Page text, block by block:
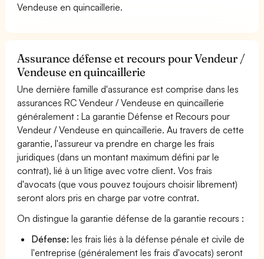
Vendeuse en quincaillerie.
Assurance défense et recours pour Vendeur /
Vendeuse en quincaillerie
Une dernière famille d'assurance est comprise dans les
assurances RC Vendeur / Vendeuse en quincaillerie
généralement : La garantie Défense et Recours pour
Vendeur / Vendeuse en quincaillerie. Au travers de cette
garantie, l'assureur va prendre en charge les frais
juridiques (dans un montant maximum défini par le
contrat), lié à un litige avec votre client. Vos frais
d'avocats (que vous pouvez toujours choisir librement)
seront alors pris en charge par votre contrat.
On distingue la garantie défense de la garantie recours :
Défense: les frais liés à la défense pénale et civile de
l'entreprise (généralement les frais d'avocats) seront